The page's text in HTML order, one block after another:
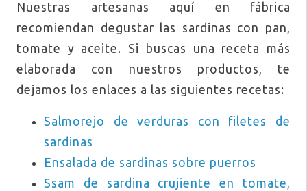
Nuestras artesanas aquí en fábrica
recomiendan degustar las sardinas con pan,
tomate y aceite. Si buscas una receta más
elaborada con nuestros productos, te
dejamos los enlaces a las siguientes recetas:
Salmorejo de verduras con filetes de
sardinas
Ensalada de sardinas sobre puerros
Ssam de sardina crujiente en tomate,